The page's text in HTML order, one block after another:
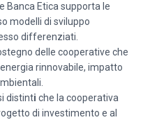
Banca Etica supporta le
modelli di sviluppo
differenziati.
delle cooperative che
rinnovabile, impatto
distinti che la cooperativa
di investimento e al